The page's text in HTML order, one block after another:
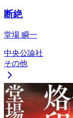
断絶
堂場 瞬一
中央公論社
その他